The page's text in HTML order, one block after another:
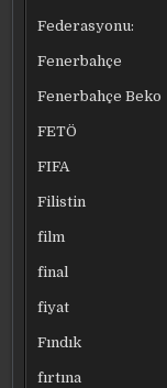
Federasyonu:
Fenerbahçe
Fenerbahçe Beko
FETÖ
FIFA
Filistin
film
final
fiyat
Fındık
fırtına